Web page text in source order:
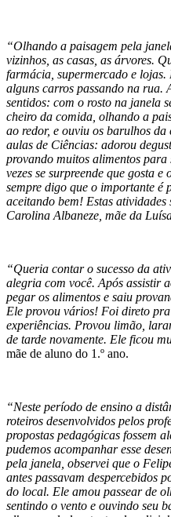
“Olhando a paisagem pela
vizinhos, as casas, as árvores.
farmácia, supermercado e lojas.
alguns carros passando na rua.
sentidos: com o rosto na janela
cheiro da comida, olhando a
ao redor, e ouviu os barulhos
aulas de Ciências: adorou
provando muitos alimentos
vezes se surpreende que gosta e
sempre digo que o importante é
aceitando bem! Estas
Carolina Albaneze, mãe da
“Queria contar o sucesso da
alegria com você. Após assistir
pegar os alimentos e saiu
Ele provou vários! Foi direto
experiências. Provou limão,
de tarde novamente. Ele ficou
mãe de aluno do 1.º ano.
“Neste período de ensino a
roteiros desenvolvidos pelos
propostas pedagógicas fossem
pudemos acompanhar esse
pela janela, observei que o
antes passavam despercebidos
do local. Ele amou passear de
sentindo o vento e ouvindo seu